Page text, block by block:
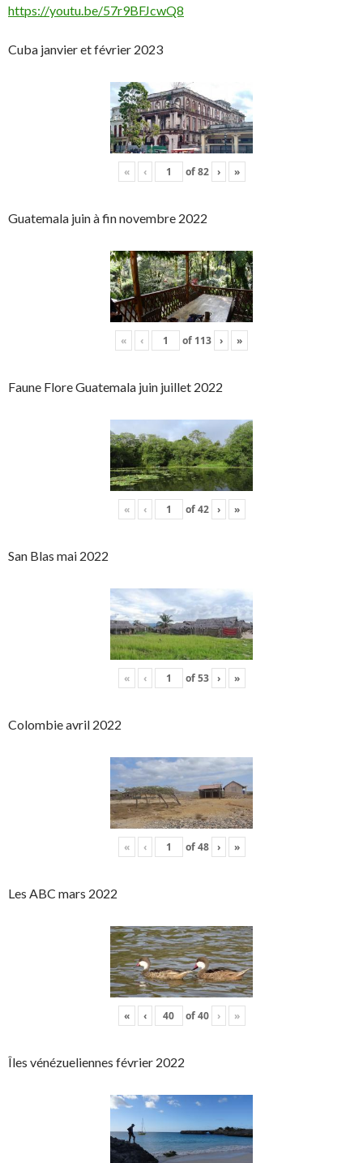
https://youtu.be/57r9BFJcwQ8
Cuba janvier et février 2023
« ‹ of82 › »
Guatemala juin à fin novembre 2022
« ‹ of 113 › »
Faune Flore Guatemala juin juillet 2022
« ‹ of42 › »
San Blas mai 2022
« ‹ of53 › »
Colombie avril 2022
« ‹ of48 › »
Les ABC mars 2022
« ‹ of40 › »
Îles vénézueliennes février 2022